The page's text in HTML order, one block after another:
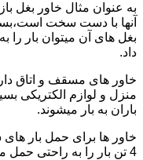
به عنوان مثال خاور بغل
آنها با دست سخت
بغل های آن میتوان بار را
داد.
خاور های مسقف و اتاق
منزل و لوازم الکتریکی
باران به بار میشوند.
خاور ها برای حمل بار
4 تن بار را به راحتی حمل میکنند.